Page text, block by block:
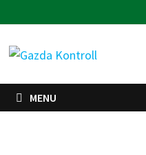
to
content
MENU